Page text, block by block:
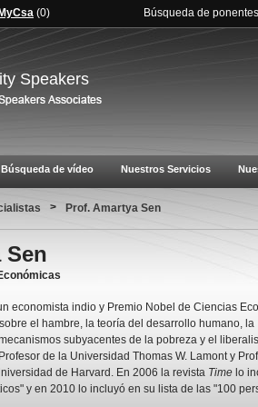
MyCsa (0) Búsqueda de ponentes
Speakers
Búsqueda de vídeo Nuestros Servicios
> Prof. Amartya Sen
Sen
economista indio y Premio Nobel de Ciencias
el hambre, la teoría del desarrollo humano, la
subyacentes de la pobreza y el
de la Universidad Thomas W. Lamont y
de Harvard. En 2006 la revista Time lo
y en 2010 lo incluyó en su lista de las "100